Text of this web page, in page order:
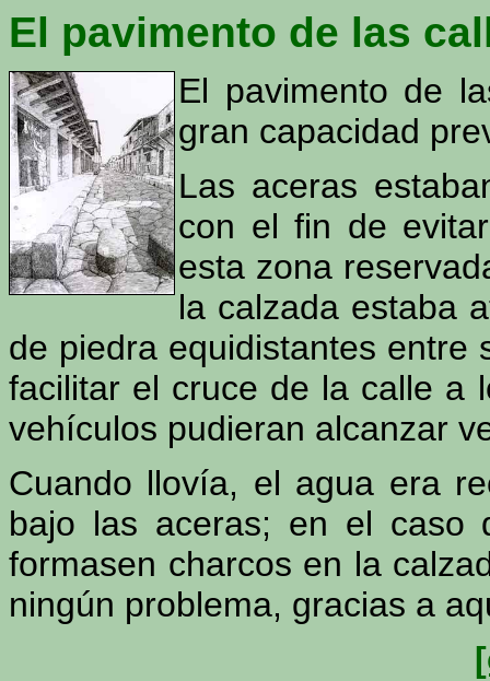
El pavimento de las
El pavimento de
gran capacidad
Las aceras
con el fin de
esta zona
la calzada estaba
de piedra equidistantes entre
facilitar el cruce de la calle a
vehículos pudieran alcanzar
Cuando llovía, el agua era
bajo las aceras; en el caso
formasen charcos en la
ningún problema, gracias a